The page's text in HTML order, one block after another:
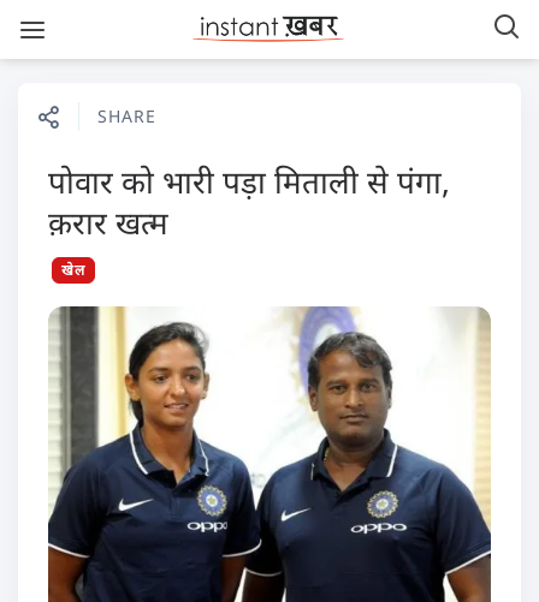
SHARE
पोवार को भारी पड़ा मिताली से पंगा,
क़रार खत्म
खेल